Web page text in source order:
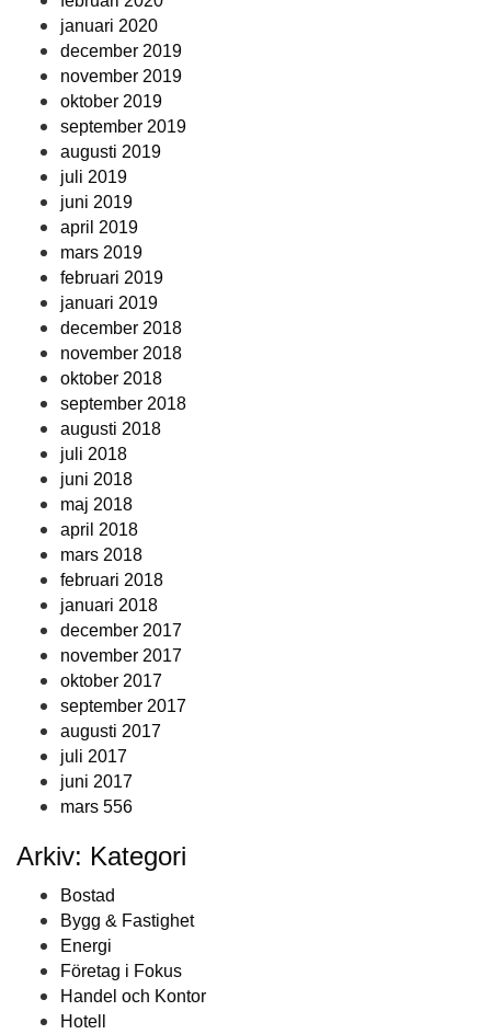
januari 2020
december 2019
november 2019
oktober 2019
september 2019
augusti 2019
juli 2019
juni 2019
april 2019
mars 2019
februari 2019
januari 2019
december 2018
november 2018
oktober 2018
september 2018
augusti 2018
juli 2018
juni 2018
maj 2018
april 2018
mars 2018
februari 2018
januari 2018
december 2017
november 2017
oktober 2017
september 2017
augusti 2017
juli 2017
juni 2017
mars 556
Arkiv: Kategori
Bostad
Bygg & Fastighet
Energi
Företag i Fokus
Handel och Kontor
Hotell